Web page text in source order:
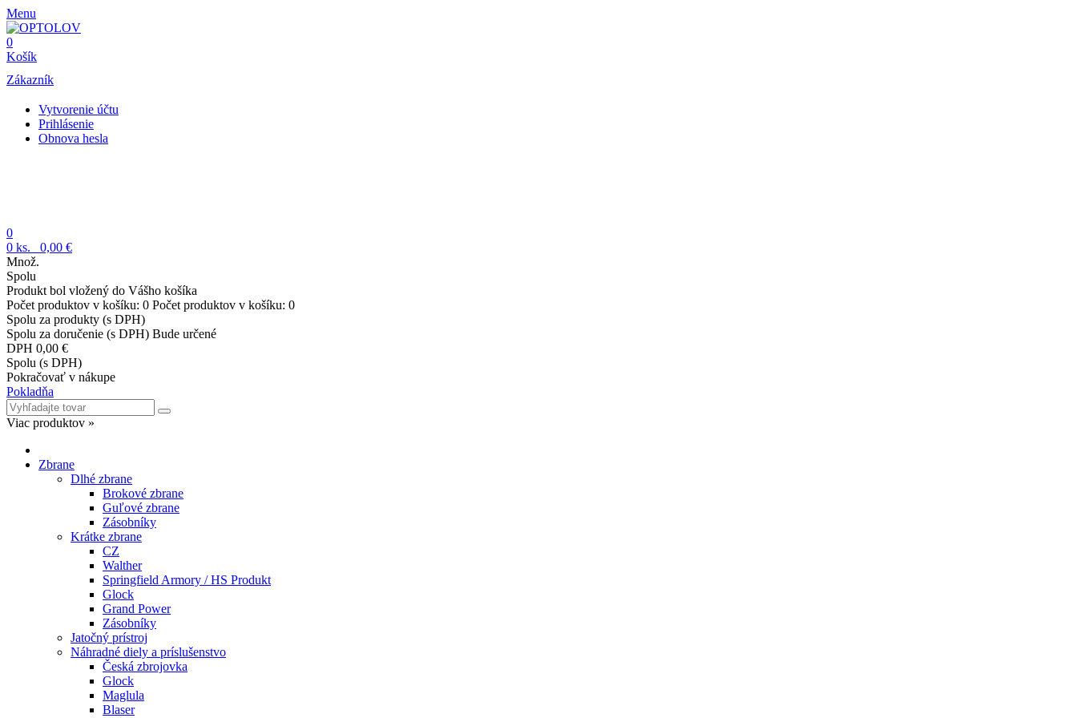
Menu
0
Košík
Zákazník
Vytvorenie účtu
Prihlásenie
Obnova hesla
Produkt bol vložený do Vášho košíka
Počet produktov v košíku:
Spolu za produkty (s DPH)
Spolu za doručenie (s DPH)
DPH 0,00 €
Spolu (s DPH)
Pokračovať v nákupe
Pokladňa
Viac produktov »
Zbrane
Dlhé zbrane
Krátke zbrane
CZ
Walther
Springfield Armory / HS Produkt
Glock
Grand Power
Zásobníky
Jatočný prístroj
Náhradné diely a príslušenstvo
Česká zbrojovka
Glock
Maglula
Blaser
Tikka
Sako
Spúšťové mechanizmy